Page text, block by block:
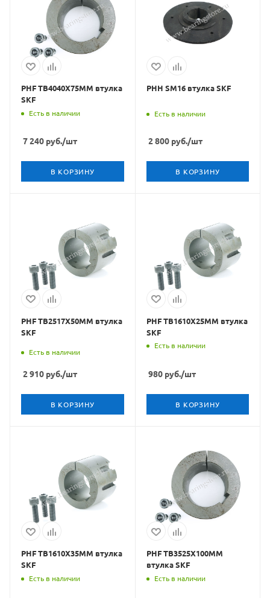
PHF TB4040X75MM втулка
SKF
Есть в наличии
7 240 руб./шт
В КОРЗИНУ
PHH SM16 втулка SKF
Есть в наличии
2 800руб./шт
В КОРЗИНУ
PHF TB2517X50MM втулка
SKF
Есть в наличии
2 910 руб./шт
В КОРЗИНУ
PHF TB1610X25MM втулка
SKF
Есть в наличии
980руб./шт
В КОРЗИНУ
PHF TB1610X35MM втулка
SKF
Есть в наличии
PHF TB3525X100MM
втулка SKF
Есть в наличии